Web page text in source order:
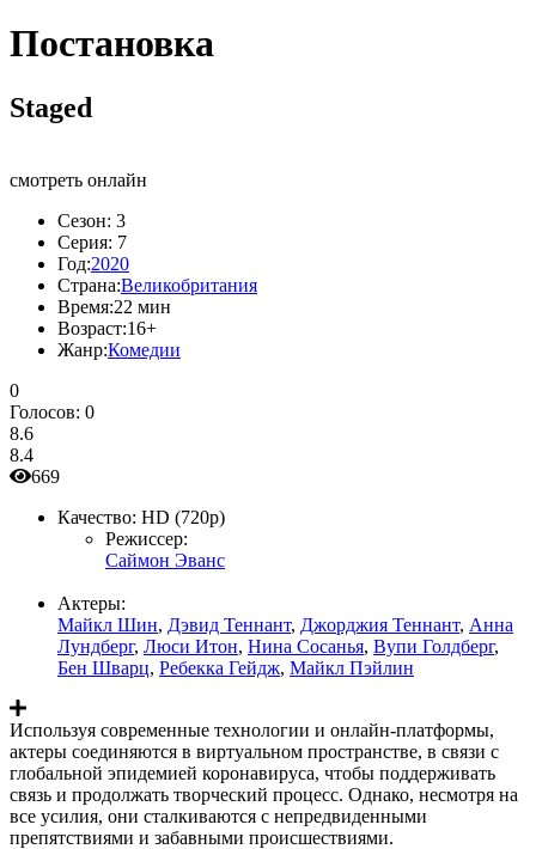
Постановка
Staged
смотреть онлайн
Сезон: 3
Серия: 7
Год:2020
Страна:Великобритания
Время:22 мин
Возраст:16+
Жанр:Комедии
0
Голосов: 0
8.6
8.4
669
Качество: HD (720p)
Режиссер:
Саймон Эванс
Актеры:
Майкл Шин, Дэвид Теннант, Джорджия Теннант, Анна
Лундберг, Люси Итон, Нина Сосанья, Вупи Голдберг,
Бен Шварц, Ребекка Гейдж, Майкл Пэйлин
Используя современные технологии и онлайн-платформы,
актеры соединяются в виртуальном пространстве, в связи с
глобальной эпидемией коронавируса, чтобы поддерживать
связь и продолжать творческий процесс. Однако, несмотря на
все усилия, они сталкиваются с непредвиденными
препятствиями и забавными происшествиями.